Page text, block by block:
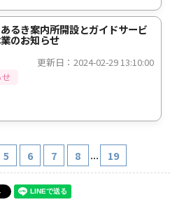
るき案内所開設とガイドサービ
のお知らせ
更新日：2024-02-29 13:10:00
5 6 7 8 ... 19